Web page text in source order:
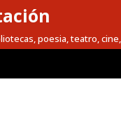
poesia, teatro,